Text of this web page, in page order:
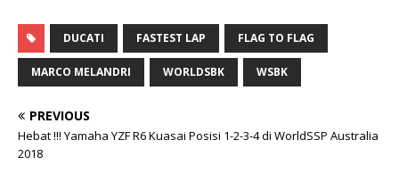
DUCATI FASTEST LAP FLAG TO FLAG
MARCO MELANDRI WORLDSBK WSBK
PREVIOUS
Hebat !!! Yamaha YZF R6 Kuasai Posisi 1-2-3-4 di WorldSSP Australia
2018